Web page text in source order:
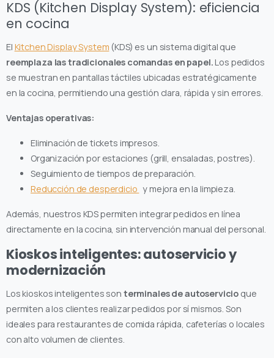
KDS (Kitchen Display System): eficiencia
en cocina
El Kitchen Display System (KDS) es un sistema digital que
reemplaza las tradicionales comandas en papel.Los pedidos
se muestran en pantallas táctiles ubicadas estratégicamente
en la cocina, permitiendo una gestión clara, rápida y sin errores.
Ventajas operativas:
Eliminación de tickets impresos.
Organización por estaciones (grill, ensaladas, postres).
Seguimiento de tiempos de preparación.
Reducción de desperdicio y mejora en la limpieza.
Además, nuestros KDS permiten integrar pedidos en línea
directamente en la cocina, sin intervención manual del personal.
Kioskos inteligentes: autoservicio y
modernización
Los kioskos inteligentes son terminales de autoservicio que
permiten a los clientes realizar pedidos por sí mismos. Son
ideales para restaurantes de comida rápida, cafeterías o locales
con alto volumen de clientes.